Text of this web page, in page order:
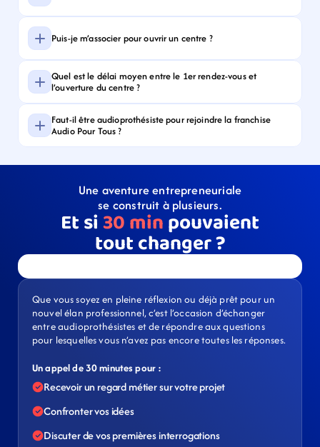
Puis-je m’associer pour ouvrir un centre ?
Quel est le délai moyen entre le 1er rendez-vous et
l’ouverture du centre ?
Faut-il être audioprothésiste pour rejoindre la franchise
Audio Pour Tous ?
Une aventure entrepreneuriale
se construit à plusieurs.
Et si 30 minpouvaient
tout changer ?
Que vous soyez en pleine réflexion ou déjà prêt pour un
nouvel élan professionnel, c’est l’occasion d’échanger
entre audioprothésistes et de répondre aux questions
pour lesquelles vous n’avez pas encore toutes les réponses.
Un appel de 30 minutes pour :
Recevoir un regard métier sur votre projet
Confronter vos idées
Discuter de vos premières interrogations